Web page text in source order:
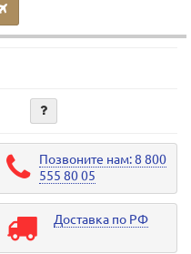
Позвоните нам: 8 800
555 80 05
Доставка по РФ